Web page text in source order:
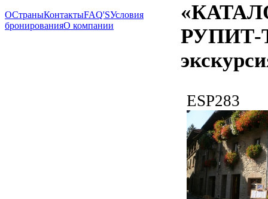
РУПИТ-
ESP283
ОСтраныКонтактыFAQ'SУсловия
бронированияО компании